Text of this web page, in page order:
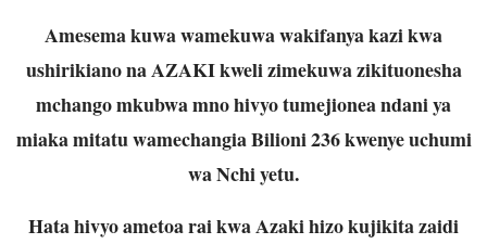
Amesema kuwa wamekuwa wakifanya kazi kwa
ushirikiano na AZAKI kweli zimekuwa zikituonesha
mchango mkubwa mno hivyo tumejionea ndani ya
miaka mitatu wamechangia Bilioni 236 kwenye uchumi
wa Nchi yetu.
Hata hivyo ametoa rai kwa Azaki hizo kujikita zaidi